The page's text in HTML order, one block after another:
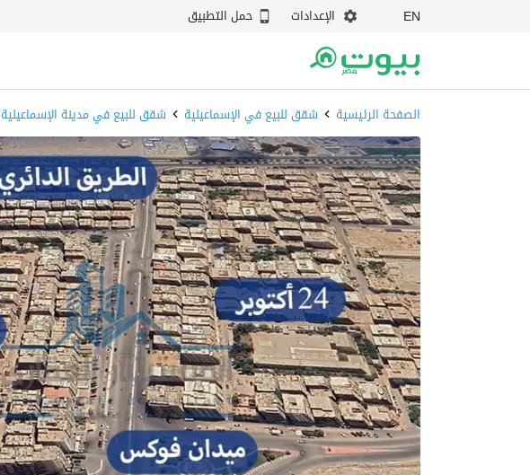
EN الإعدادات حمل التطبيق
الصفحة الرئيسية شقق للبيع في الإسماعيلية شقق للبيع في مدينة الإسماعيلية